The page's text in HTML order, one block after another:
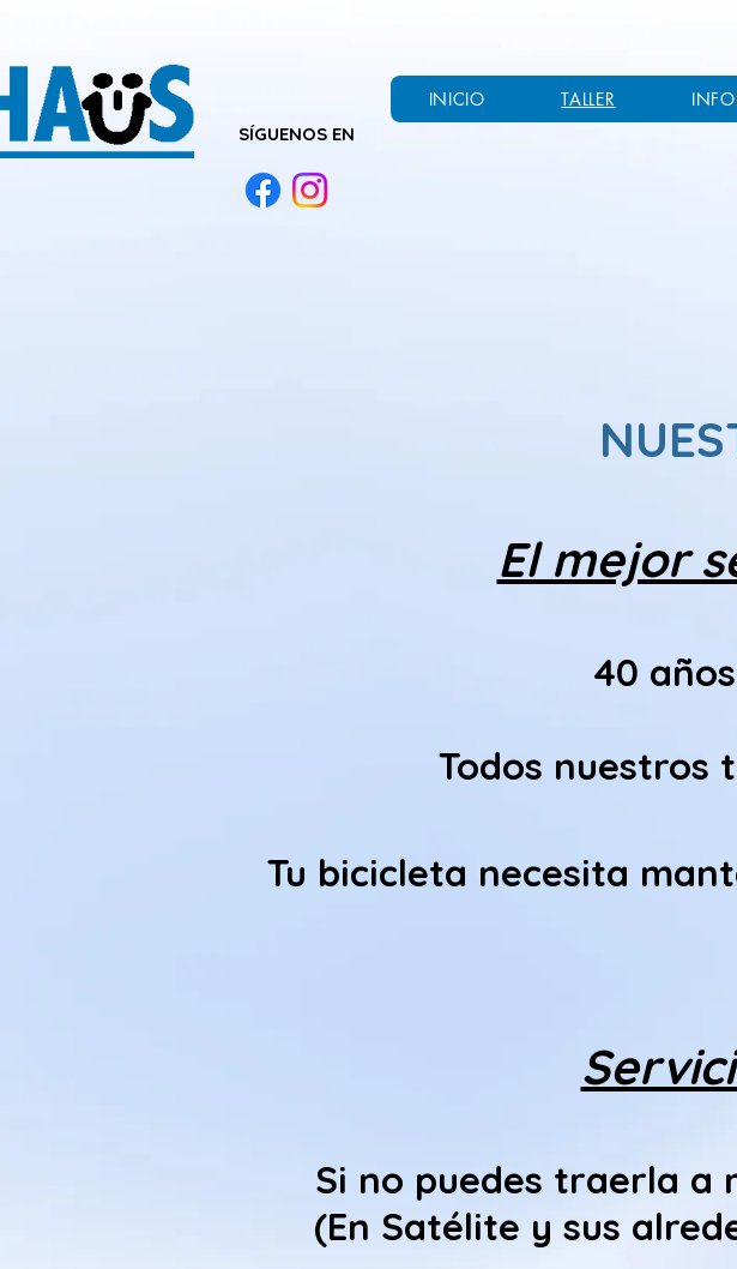
INICIO TALLER
SÍGUENOS EN
El mejor
40
Todos nuestros
Tu bicicleta necesita
Si no puedes traerla a
(En Satélite y sus